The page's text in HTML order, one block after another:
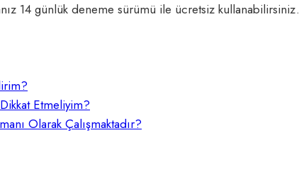
14 günlük deneme sürümü ile ücretsiz kullanabilirsiniz.
Etmeliyim?
Olarak Çalışmaktadır?